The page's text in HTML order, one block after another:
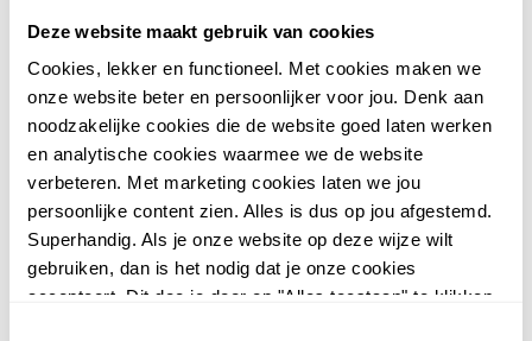
Deze website maakt gebruik van cookies
Cookies, lekker en functioneel. Met cookies maken we
onze website beter en persoonlijker voor jou. Denk aan
noodzakelijke cookies die de website goed laten werken
en analytische cookies waarmee we de website
verbeteren. Met marketing cookies laten we jou
persoonlijke content zien. Alles is dus op jou afgestemd.
Superhandig. Als je onze website op deze wijze wilt
gebruiken, dan is het nodig dat je onze cookies
accepteert. Dit doe je door op "Alles toestaan" te klikken.